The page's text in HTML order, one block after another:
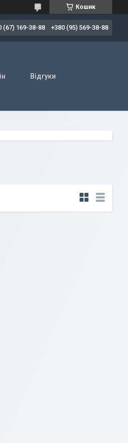
Кошик
(67) 169-38-88 +380 (95) 569-38-88
Відгуки